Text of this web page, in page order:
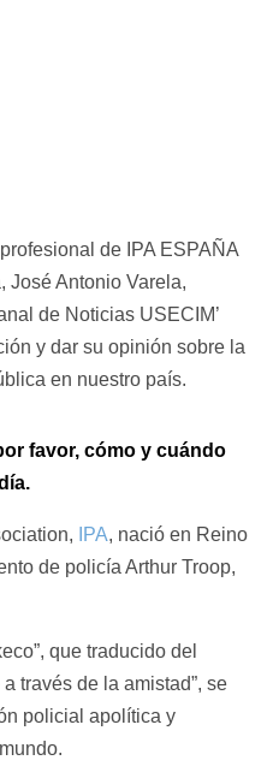
de IPA ESPAÑA
José Antonio Varela,
de Noticias USECIM’
y dar su opinión sobre la
en nuestro país.
favor, cómo y cuándo
IPA, nació en Reino
de policía Arthur Troop,
que traducido del
través de la amistad”, se
policial apolítica y